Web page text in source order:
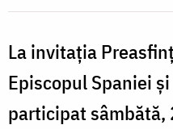
naționalități
convertiți
la
Ortodoxie
La invitația
Episcopul Spaniei
participat sâmbătă,